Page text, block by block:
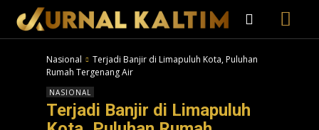
Nasional
Terjadi Banjir di Limapuluh Kota, Puluhan
Rumah Tergenang Air
NASIONAL
Terjadi Banjir di Limapuluh